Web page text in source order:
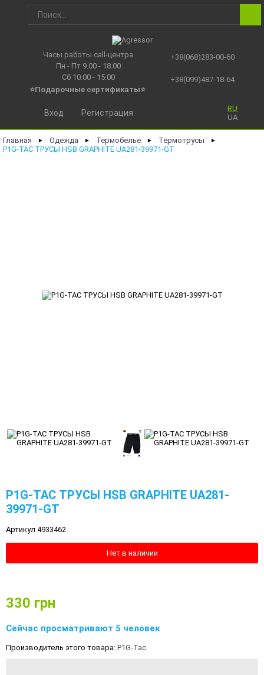
Часы работы call-центра
Пн - Пт 9.00 - 18.00
Сб 10.00 - 15.00
⭐Подарочные сертификаты⭐
+38(068)283-00-60
+38(099)487-18-64
RU
UA
Вход Регистрация
Главная ► Одежда ► Термобельё ► Термотрусы ►
P1G-TAC ТРУСЫ HSB GRAPHITE UA281-39971-GT
P1G-TAC ТРУСЫ HSB GRAPHITE UA281-
39971-GT
Артикул 4933462
Нет в наличии
330 грн
Сейчас просматривают 5 человек
Производитель этого товара: P1G-Tac